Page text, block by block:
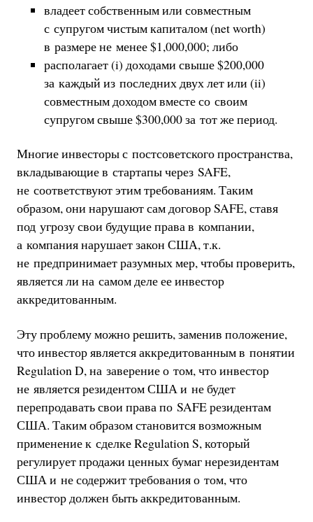
владеет собственным или совместным
с супругом чистым капиталом (net worth)
в размере не менее $1,000,000; либо
располагает (i) доходами свыше $200,000
за каждый из последних двух лет или (ii)
совместным доходом вместе со своим
супругом свыше $300,000 за тот же период.
Многие инвесторы с постсоветского пространства,
вкладывающие в стартапы через SAFE,
не соответствуют этим требованиям. Таким
образом, они нарушают сам договор SAFE, ставя
под угрозу свои будущие права в компании,
а компания нарушает закон США, т.к.
не предпринимает разумных мер, чтобы проверить,
является ли на самом деле ее инвестор
аккредитованным.
Эту проблему можно решить, заменив положение,
что инвестор является аккредитованным в понятии
Regulation D, на заверение о том, что инвестор
не является резидентом США и не будет
перепродавать свои права по SAFE резидентам
США. Таким образом становится возможным
применение к сделке Regulation S, который
регулирует продажи ценных бумаг нерезидентам
США и не содержит требования о том, что
инвестор должен быть аккредитованным.